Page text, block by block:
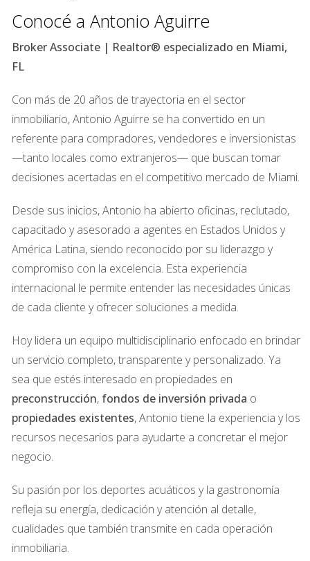
Lifestyle Premium
Miami Beach es sinónimo de un estilo de vida premium.
Desde restaurantes galardonados hasta boutiques de
lujo, la ciudad ofrece una experiencia única que combina
relajación y sofisticación. La arquitectura art déco y los
vibrantes murales callejeros crean un ambiente
visualmente impresionante que atrae tanto a residentes
como a turistas. Este estilo de vida no solo es atractivo
para quienes buscan disfrutar del sol y la playa, sino
entorno donde la calidad de vida es primordial.
Demanda Turística Constante
La demanda turística en Miami Beach es inquebrantable.
Según datos recientes del Departamento de Turismo de
Florida, la ciudad recibe anualmente más de 15 millones de
propiedades se mantengan ocupadas durante todo el
año, lo que representa una excelente oportunidad para
los inversores. Los eventos internacionales como Art
Basel y el Miami International Boat Show atraen a turistas
adinerados que buscan experiencias exclusivas, lo que
aumenta aún más la demanda por alojamientos premium.
Invertir en propiedades en Miami Beach se considera una
inversión segura debido a la estabilidad del mercado
inmobiliario. A pesar de las fluctuaciones económicas
globales, el valor de las propiedades ha mostrado una
Conocé a Antonio Aguirre
Broker Associate | Realtor® especializado en Miami,
FL
Con más de 20 años de trayectoria en el sector
inmobiliario, Antonio Aguirre se ha convertido en un
referente para compradores, vendedores e inversionistas
—tanto locales como extranjeros— que buscan tomar
decisiones acertadas en el competitivo mercado de Miami.
Desde sus inicios, Antonio ha abierto oficinas, reclutado,
capacitado y asesorado a agentes en Estados Unidos y
América Latina, siendo reconocido por su liderazgo y
compromiso con la excelencia. Esta experiencia
internacional le permite entender las necesidades únicas
de cada cliente y ofrecer soluciones a medida.
Hoy lidera un equipo multidisciplinario enfocado en brindar
un servicio completo, transparente y personalizado. Ya
sea que estés interesado en propiedades en
preconstrucción, fondos de inversión privada o
propiedades existentes, Antonio tiene la experiencia y los
recursos necesarios para ayudarte a concretar el mejor
negocio.
Su pasión por los deportes acuáticos y la gastronomía
refleja su energía, dedicación y atención al detalle,
cualidades que también transmite en cada operación
inmobiliaria.